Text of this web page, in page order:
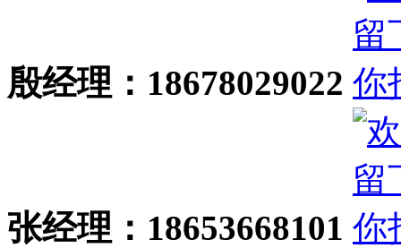
殷经理：18678029022
张经理：18653668101